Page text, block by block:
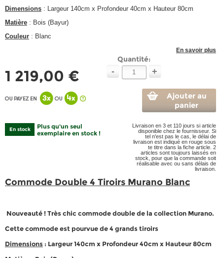
Dimensions : Largeur 140cm x Profondeur 40cm x Hauteur 80cm
Matière : Bois (Bayur)
Couleur : Blanc
En savoir plus
1 219,00 €
Quantité:
- +
Ajouter au
panier
En stock
Plus qu'un seul
exemplaire en stock !
Livraison en 3 et 110 jours si article
disponible chez le fournisseur. Si
tel n'est pas le cas, le délai de
livraison est indiqué en rouge sous
te titre dans la fiche article. 2
articles sont toujours laissés en
stock, pour que la commande soit
réalisable avec ou sans délais de
livraison.
Commode Double 4 Tiroirs Murano Blanc
Nouveauté ! Très chic commode double de la collection Murano.
Cette commode est pourvue de 4 grands tiroirs
Dimensions : Largeur 140cm x Profondeur 40cm x Hauteur 80cm